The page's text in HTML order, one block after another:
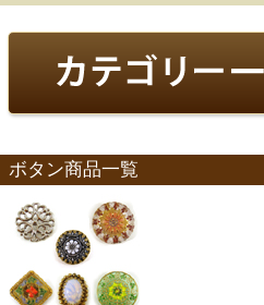
ボタン商品一覧